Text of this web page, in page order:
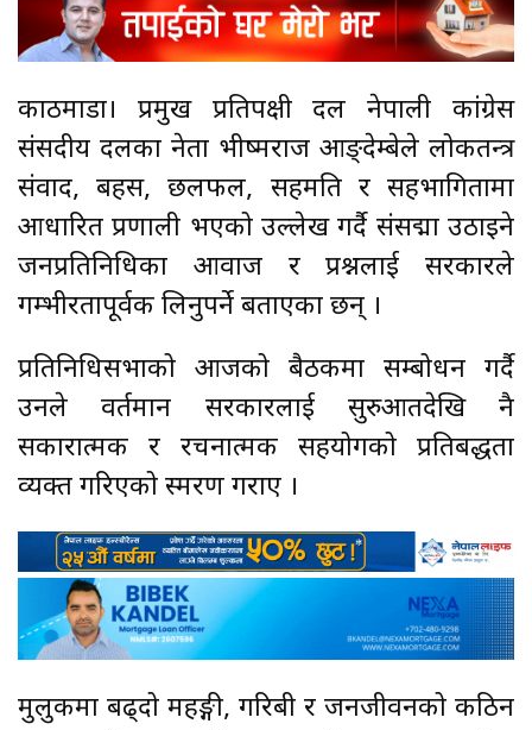
काठमाडौँ। प्रमुख प्रतिपक्षी दल नेपाली कांग्रेस
संसदीय दलका नेता भीष्मराज आङ्देम्बेले लोकतन्त्र
संवाद, बहस, छलफल, सहमति र सहभागितामा
आधारित प्रणाली भएको उल्लेख गर्दै संसद्मा उठाइने
जनप्रतिनिधिका आवाज र प्रश्नलाई सरकारले
गम्भीरतापूर्वक लिनुपर्ने बताएका छन् ।
प्रतिनिधिसभाको आजको बैठकमा सम्बोधन गर्दै
उनले वर्तमान सरकारलाई सुरुआतदेखि नै
सकारात्मक र रचनात्मक सहयोगको प्रतिबद्धता
व्यक्त गरिएको स्मरण गराए ।
मुलुकमा बढ्दो महङ्गी, गरिबी र जनजीवनको कठिन